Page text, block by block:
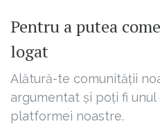
Pentru a putea
logat
Alătură-te comunității
argumentat și poți fi
platformei noastre.